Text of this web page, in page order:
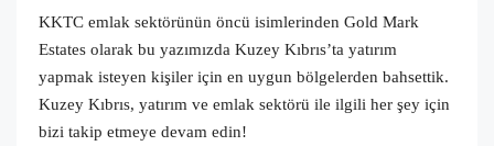
KKTC emlak sektörünün öncü isimlerinden Gold Mark
Estates olarak bu yazımızda Kuzey Kıbrıs’ta yatırım
yapmak isteyen kişiler için en uygun bölgelerden bahsettik.
Kuzey Kıbrıs, yatırım ve emlak sektörü ile ilgili her şey için
bizi takip etmeye devam edin!